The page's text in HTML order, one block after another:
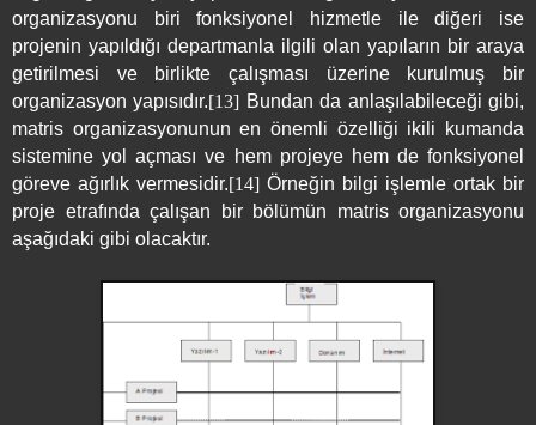
organizasyonu biri fonksiyonel hizmetle ile diğeri ise
projenin yapıldığı departmanla ilgili olan yapıların bir araya
getirilmesi ve birlikte çalışması üzerine kurulmuş bir
organizasyon yapısıdır.[13] Bundan da anlaşılabileceği gibi,
matris organizasyonunun en önemli özelliği ikili kumanda
sistemine yol açması ve hem projeye hem de fonksiyonel
göreve ağırlık vermesidir.[14] Örneğin bilgi işlemle ortak bir
proje etrafında çalışan bir bölümün matris organizasyonu
aşağıdaki gibi olacaktır.